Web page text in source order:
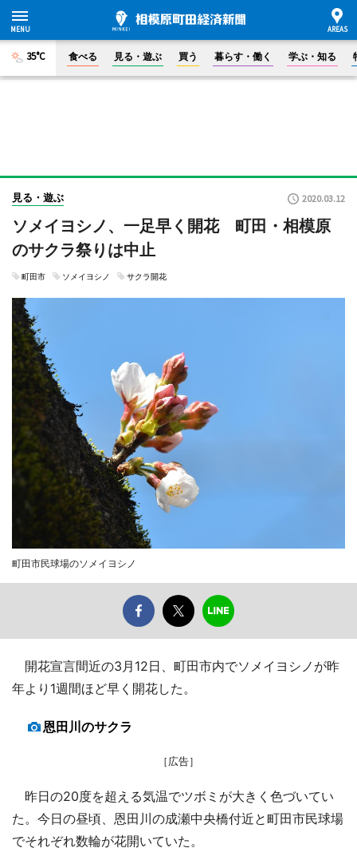
35°C 食べる 見る・遊ぶ 買う 暮らす・働く 学ぶ・知る
見る・遊ぶ 2020.03.12
ソメイヨシノ、一足早く開花 町田・相模原
のサクラ祭りは中止
町田市 ソメイヨシノ サクラ開花
町田市民球場のソメイヨシノ
開花宣言間近の3月12日、町田市内でソメイヨシノが昨
年より1週間ほど早く開花した。
恩田川のサクラ
［広告］
昨日の20度を超える気温でツボミが大きく色づいてい
た。今日の昼頃、恩田川の成瀬中央橋付近と町田市民球場
でそれぞれ数輪が花開いていた。